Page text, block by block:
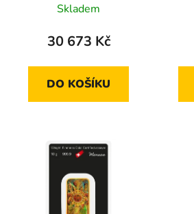
Skladem
30 673 Kč
DO KOŠÍKU